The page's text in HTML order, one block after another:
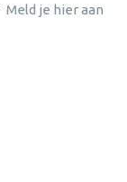
Meld je hier aan